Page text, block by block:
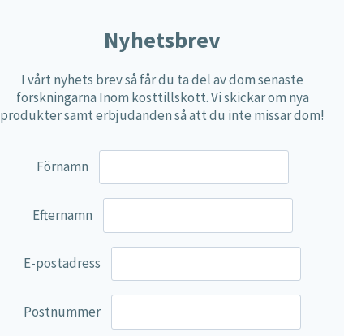
kan
på
produktsidan
Nyhetsbrev
I vårt nyhets brev så får du ta del av dom senaste
forskningarna Inom kosttillskott. Vi skickar om nya
produkter samt erbjudanden så att du inte missar dom!
Förnamn
Efternamn
E-postadress
Postnummer